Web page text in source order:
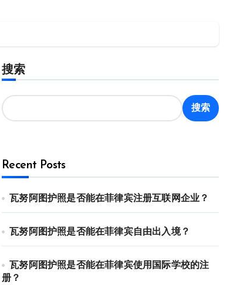
搜索
搜索
Recent Posts
瓦努阿图护照是否能在菲律宾注册互联网企业？
瓦努阿图护照是否能在菲律宾自由出入境？
瓦努阿图护照是否能在菲律宾使用国际学校的注
册？